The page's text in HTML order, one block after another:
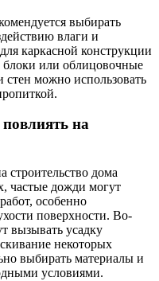
выбирать
влаги и
каркасной конструкции
блоки или облицовочные
можно использовать
на
строительство дома
частые дожди могут
особенно
поверхности. Во-
вызывать усадку
некоторых
выбирать материалы и
условиями.